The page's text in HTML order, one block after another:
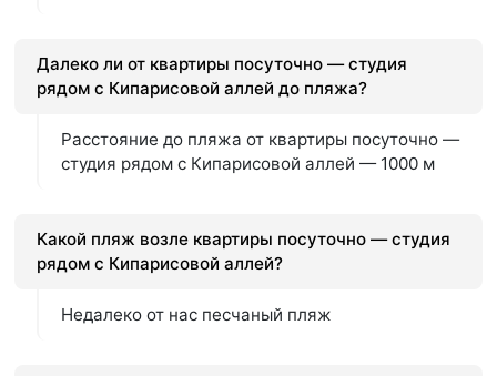
Далеко ли от квартиры посуточно — студия
рядом с Кипарисовой аллей до пляжа?
Расстояние до пляжа от квартиры посуточно —
студия рядом с Кипарисовой аллей — 1000 м
Какой пляж возле квартиры посуточно — студия
рядом с Кипарисовой аллей?
Недалеко от нас песчаный пляж